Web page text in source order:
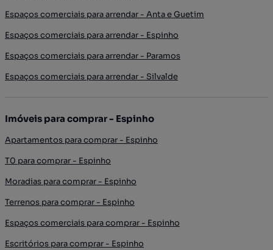
Espaços comerciais para arrendar - Anta e Guetim
Espaços comerciais para arrendar - Espinho
Espaços comerciais para arrendar - Paramos
Espaços comerciais para arrendar - Silvalde
Imóveis para comprar - Espinho
Apartamentos para comprar - Espinho
T0 para comprar - Espinho
Moradias para comprar - Espinho
Terrenos para comprar - Espinho
Espaços comerciais para comprar - Espinho
Escritórios para comprar - Espinho